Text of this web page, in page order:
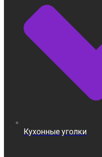
Кухонные уголки